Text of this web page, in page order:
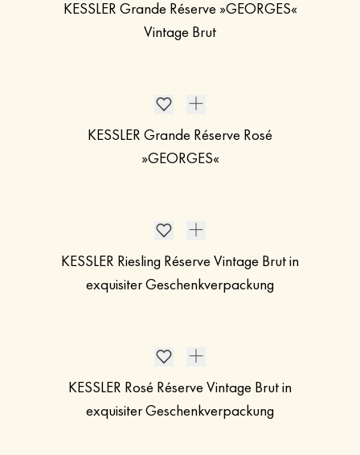
KESSLER Grande Réserve »GEORGES«
Vintage Brut
KESSLER Grande Réserve Rosé
»GEORGES«
KESSLER Riesling Réserve Vintage Brut in
exquisiter Geschenkverpackung
KESSLER Rosé Réserve Vintage Brut in
exquisiter Geschenkverpackung